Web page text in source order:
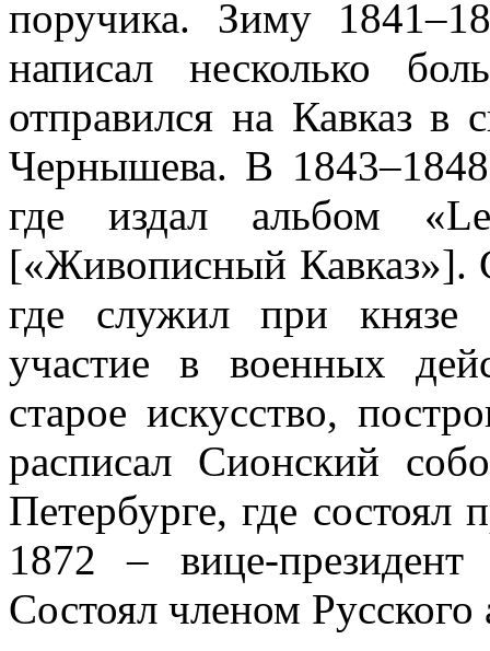
поручика. Зиму
написал несколько
отправился на Кавказ в
Чернышева. В
где издал альбом
[«Живописный Кавказ»].
где служил при
участие в военных
старое искусство,
расписал Сионский
Петербурге, где
1872 – вице-
Состоял членом Русского